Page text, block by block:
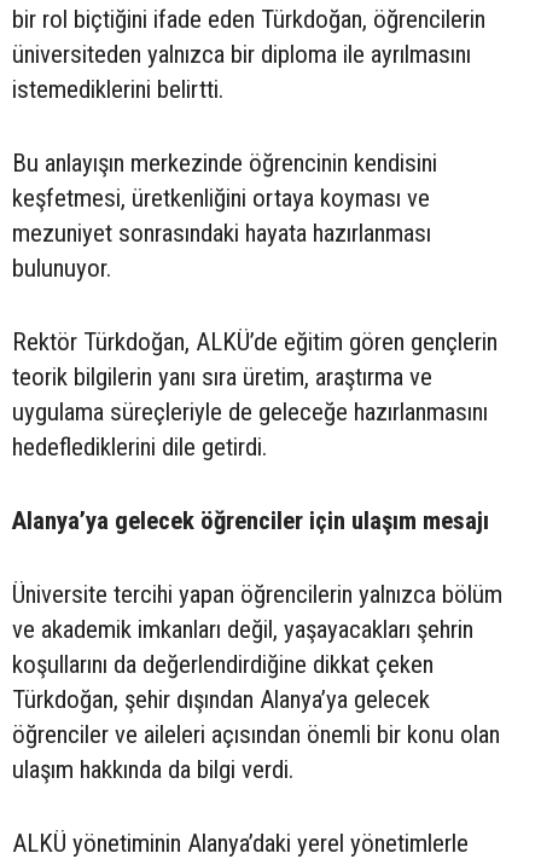
bir rol biçtiğini ifade eden Türkdoğan, öğrencilerin
üniversiteden yalnızca bir diploma ile ayrılmasını
istemediklerini belirtti.
Bu anlayışın merkezinde öğrencinin kendisini
keşfetmesi, üretkenliğini ortaya koyması ve
mezuniyet sonrasındaki hayata hazırlanması
bulunuyor.
Rektör Türkdoğan, ALKÜ’de eğitim gören gençlerin
teorik bilgilerin yanı sıra üretim, araştırma ve
uygulama süreçleriyle de geleceğe hazırlanmasını
hedeflediklerini dile getirdi.
Alanya’ya gelecek öğrenciler için ulaşım mesajı
Üniversite tercihi yapan öğrencilerin yalnızca bölüm
ve akademik imkanları değil, yaşayacakları şehrin
koşullarını da değerlendirdiğine dikkat çeken
Türkdoğan, şehir dışından Alanya’ya gelecek
öğrenciler ve aileleri açısından önemli bir konu olan
ulaşım hakkında da bilgi verdi.
ALKÜ yönetiminin Alanya’daki yerel yönetimlerle